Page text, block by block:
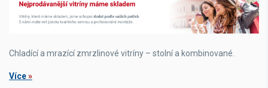
Chladící a mrazící zmrzlinové vitríny – stolní a kombinované.
Více»